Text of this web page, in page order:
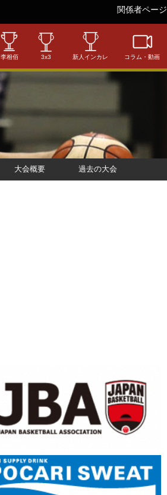
関係者ページ
李相佰 3x3 新人インカレ コラム・動画
大会概要 過去の大会